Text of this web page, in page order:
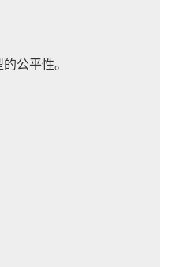
公平性。